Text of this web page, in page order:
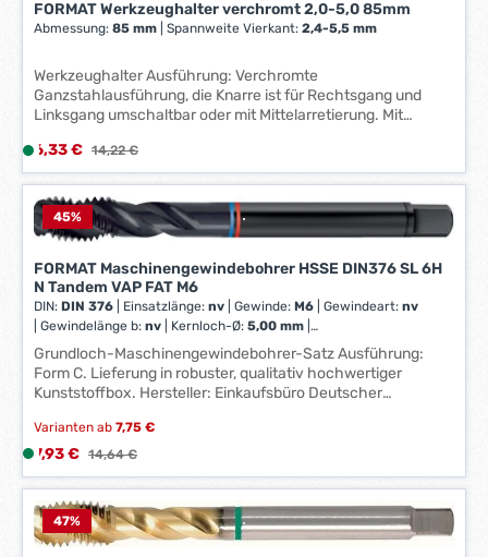
FORMAT Werkzeughalter verchromt 2,0-5,0 85mm
Abmessung:85 mm Spannweite Vierkant:2,4-5,5 mm
Werkzeughalter Ausführung: Verchromte
Ganzstahlausführung, die Knarre ist für Rechtsgang und
Linksgang umschaltbar oder mit Mittelarretierung. Mit
Quergriff. Anwendung: Zum Spannen von Vierkantschäften,
durch den verstellbaren Quergriff besonders geeignet für
Arbeiten auf engstem Raum. Technische Daten: Spannweite
Vierkant: 4,5-8,0 mm Gesamtlänge: 300 mm für
Gewindebohrschäfte nach DIN: M5-12 für
Verkaufspreis:
L
i
e
f
e
r
z
e
i
t
:
1
-
3
e
r
k
6,33 € Regulärer Preis:
14,22 €
45%
FORMAT Maschinengewindebohrer HSSE DIN376 SL 6H
N Tandem VAP FAT M6
DIN:DIN 376 Einsatzlänge:nv Gewinde:M6 Gewindeart:nv
Gewindelänge b:nv Kernloch-Ø:5,00 mm |
Schneidenanzahl:
nv Schneidstoff: HSSE Spann-Ø: nv
Grundloch-Maschinengewindebohrer-Satz Ausführung:
Form C. Lieferung in robuster, qualitativ hochwertiger
Kunststoffbox. Hersteller: Einkaufsbüro Deutscher
+4920260960, webkontakt@ede.de
Varianten ab 7,75 €
Verkaufspreis:
L
i
f
e
7,93 € Regulärer Preis:
14,64 €
47%